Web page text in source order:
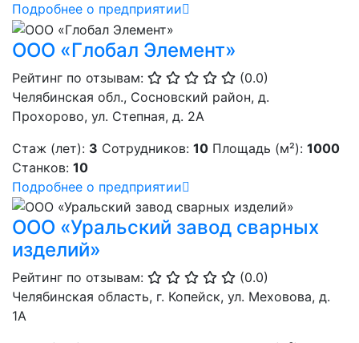
Подробнее о предприятии
ООО «Глобал Элемент»
Рейтинг по отзывам:
(0.0)
Челябинская обл., Сосновский район, ​д.
Прохорово, ул. Степная, д. 2А
Стаж (лет): 3 Сотрудников: 10 Площадь (м²): 1000
Станков: 10
Подробнее о предприятии
ООО «Уральский завод сварных
изделий»
Рейтинг по отзывам:
(0.0)
Челябинская область, г. Копейск, ул. Меховова, д.
1А